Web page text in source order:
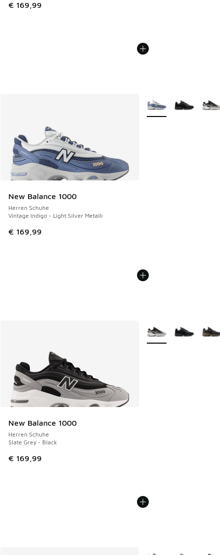
€ 169,99
New Balance 1000
Herren Schuhe
Vintage Indigo - Light Silver Metalli
€ 169,99
Weitere Farben
New Balance 1000
Herren Schuhe
Slate Grey - Black
€ 169,99
Weitere Farben